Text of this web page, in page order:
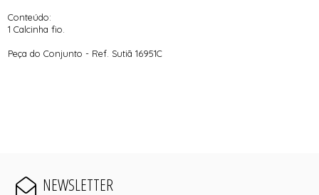
Conteúdo:
1 Calcinha fio.
Peça do Conjunto - Ref. Sutiã 16951C
NEWSLETTER